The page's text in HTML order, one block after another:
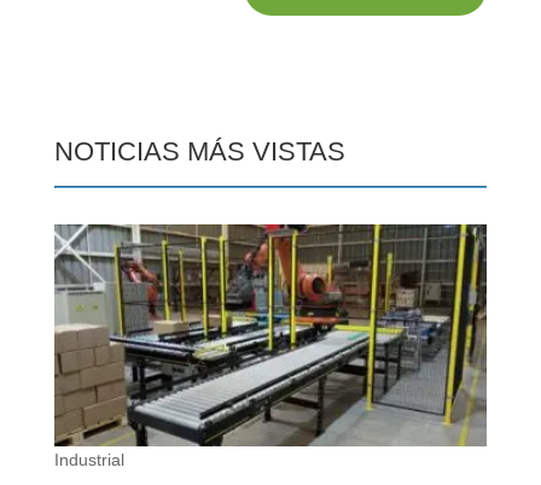
NOTICIAS MÁS VISTAS